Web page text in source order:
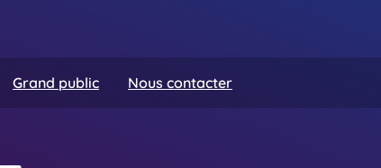
Grand public Nous contacter